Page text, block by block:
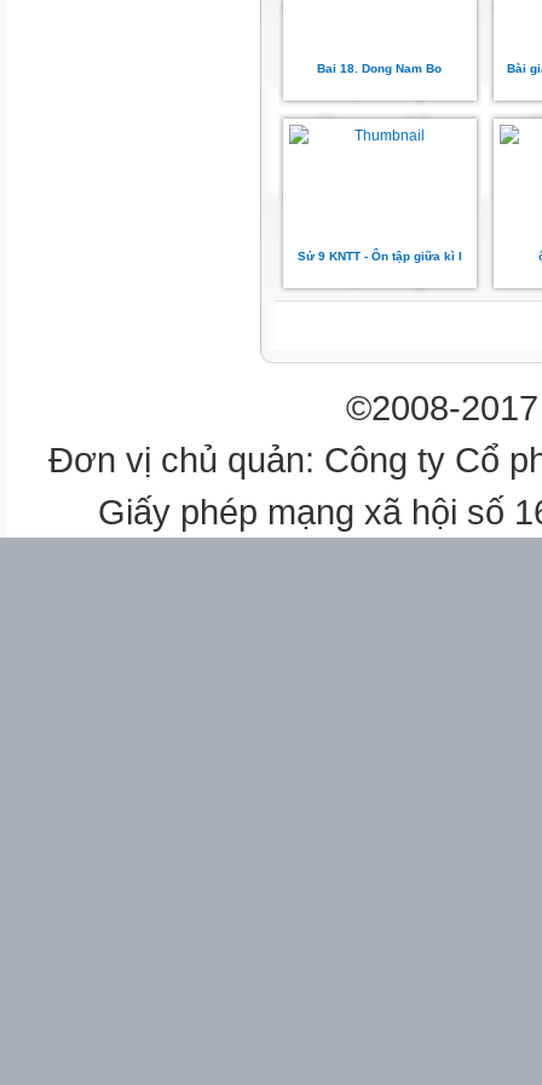
ĐÂY LÀ TỈNH, THÀNH PHỐ
ĐÂY LÀ TỈNH, THÀNH PHỐ
điều kiện tự nhiên, tài nguyên
Bai 18. Dong Nam Bo Bài
Sử 9 KNTT - Ôn tập giữa kì I
©2008-
Đơn vị chủ quản: Công ty Cổ
Giấy phép mạng xã hội số